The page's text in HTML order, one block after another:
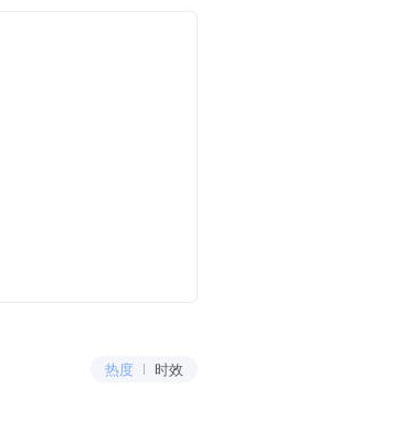
热度 时效